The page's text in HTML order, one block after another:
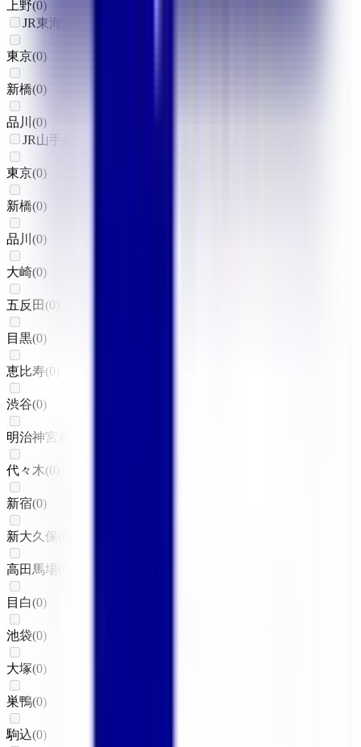
上野(0)
JR東海道本線(東京～熱海)
東京(0)
新橋(0)
品川 (0)
JR山手線
東京(0)
新橋(0)
品川 (0)
大崎(0)
五反田 (0
目黒(0)
恵比寿(0
渋谷(0)
明治神宮前〈原宿〉
代々木(0
新宿(0)
新大久保
高田馬場
目白(0)
池袋(0)
大塚(0)
巣鴨(0)
駒込(0)